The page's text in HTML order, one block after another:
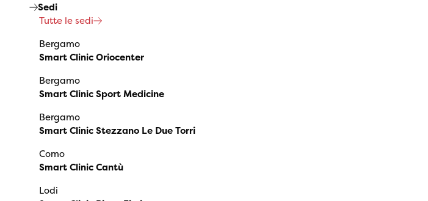
Sedi
Tutte le sedi
Bergamo
Smart Clinic Oriocenter
Bergamo
Smart Clinic Sport Medicine
Bergamo
Smart Clinic Stezzano Le Due Torri
Como
Smart Clinic Cantù
Lodi